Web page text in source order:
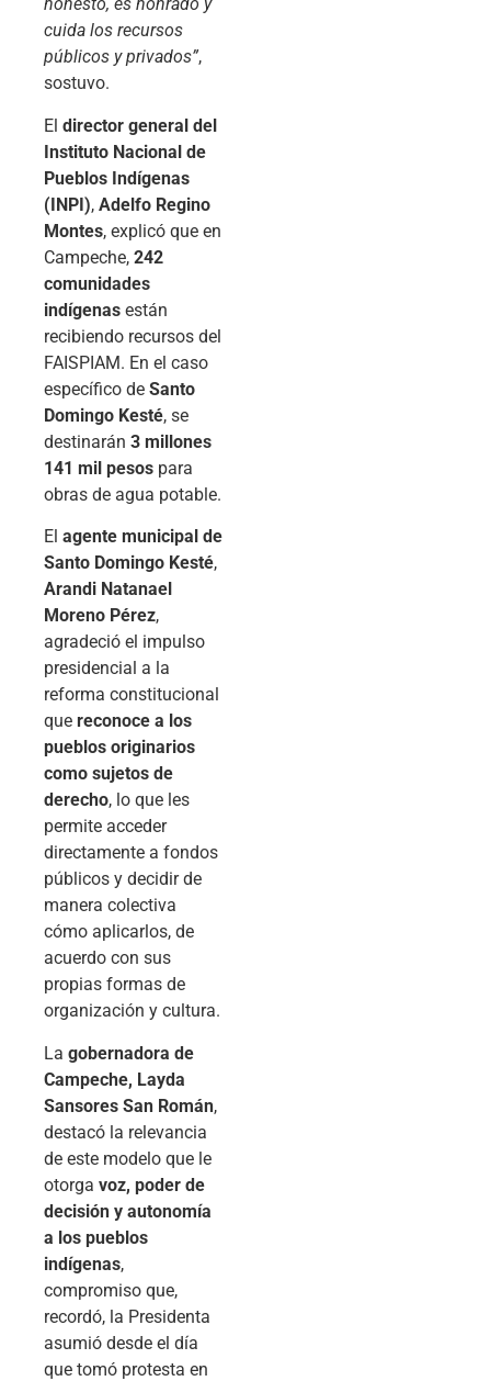
honesto, es honrado y
cuida los recursos
públicos y privados”,
sostuvo.
El director general del
Instituto Nacional de
Pueblos Indígenas
(INPI), Adelfo Regino
Montes, explicó que en
Campeche, 242
comunidades
indígenas están
recibiendo recursos del
FAISPIAM. En el caso
específico de Santo
Domingo Kesté, se
destinarán 3 millones
141 mil pesos para
obras de agua potable.
El agente municipal de
Santo Domingo Kesté,
Arandi Natanael
Moreno Pérez,
agradeció el impulso
presidencial a la
reforma constitucional
que reconoce a los
pueblos originarios
como sujetos de
derecho, lo que les
permite acceder
directamente a fondos
públicos y decidir de
manera colectiva
cómo aplicarlos, de
acuerdo con sus
propias formas de
organización y cultura.
La gobernadora de
Campeche, Layda
Sansores San Román,
destacó la relevancia
de este modelo que le
otorga voz, poder de
decisión y autonomía
a los pueblos
indígenas,
compromiso que,
recordó, la Presidenta
asumió desde el día
que tomó protesta en